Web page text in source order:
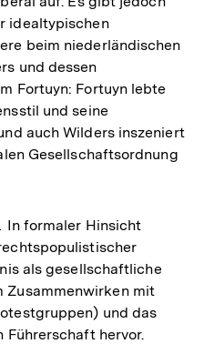
idealtypischen
beim niederländischen
und dessen
Fortuyn: Fortuyn lebte
und seine
auch Wilders inszeniert
Gesellschaftsordnung
In formaler Hinsicht
als gesellschaftliche
Zusammenwirken mit
und das
Führerschaft hervor.